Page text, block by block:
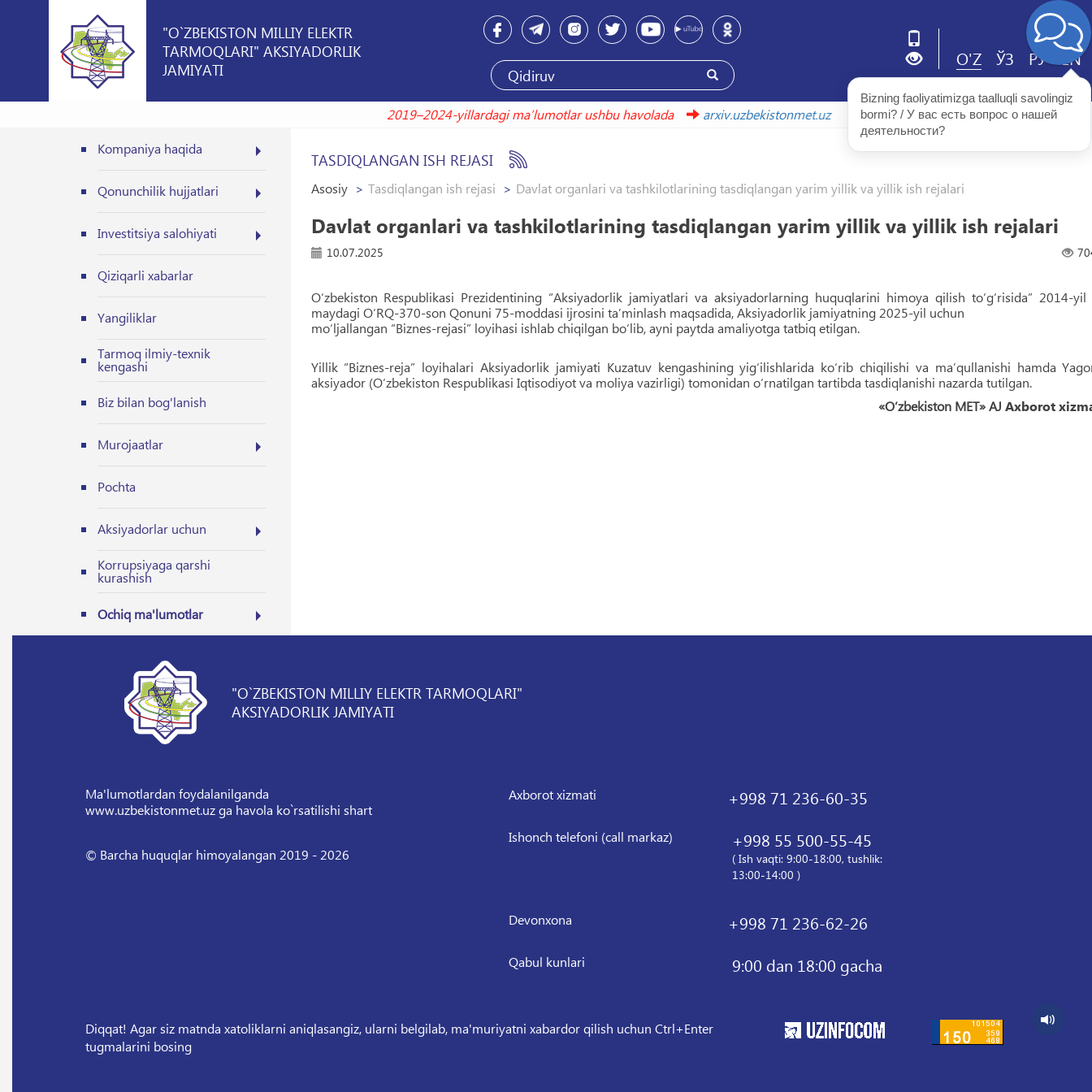
"O`ZBEKISTON MILLIY ELEKTR
TARMOQLARI" AKSIYADORLIK
JAMIYATI
O'Z ЎЗ РУ EN
2019–2024-yillardagi maʼlumotlar ushbu havolada
arxiv.uzbekistonmet.uz
Kompaniya haqida
Qonunchilik hujjatlari
Investitsiya salohiyati
Qiziqarli xabarlar
Yangiliklar
Tarmoq ilmiy-texnik
kengashi
Biz bilan bog'lanish
Murojaatlar
Pochta
Aksiyadorlar uchun
Korrupsiyaga qarshi
kurashish
Ochiq ma'lumotlar
TASDIQLANGAN ISH REJASI
Asosiy Tasdiqlangan ish rejasi Davlat organlari va tashkilotlarining tasdiqlangan yarim yillik va yillik ish rejalari
Davlat organlari va tashkilotlarining tasdiqlangan yarim yillik va yillik ish rejalari
10.07.2025
O‘zbekiston Respublikasi Prezidentining “Aksiyadorlik jamiyatlari va aksiyadorlarning huquqlarini himoya qilish to‘g‘risida” 2014-
maydagi O‘RQ-370-son Qonuni 75-moddasi ijrosini taʼminlash maqsadida, Aksiyadorlik jamiyatning 2025-yil uchun
mo‘ljallangan “Biznes-rejasi” loyihasi ishlab chiqilgan bo‘lib, ayni paytda amaliyotga tatbiq etilgan.
Yillik “Biznes-reja” loyihalari Aksiyadorlik jamiyati Kuzatuv kengashining yig‘ilishlarida ko‘rib chiqilishi va maʼqullanishi hamda
aksiyador (O‘zbekiston Respublikasi Iqtisodiyot va moliya vazirligi) tomonidan o‘rnatilgan tartibda tasdiqlanishi nazarda tutilgan.
«O‘zbekiston MET» AJ Axborot
"O`ZBEKISTON MILLIY ELEKTR TARMOQLARI"
AKSIYADORLIK JAMIYATI
Ma'lumotlardan foydalanilganda
www.uzbekistonmet.uz ga havola ko`rsatilishi shart
© Barcha huquqlar himoyalangan 2019 - 2026
Axborot xizmati +998 71 236-60-35
Ishonch telefoni (call markaz) +998 55 500-55-45
( Ish vaqti: 9:00-18:00, tushlik:
13:00-14:00 )
Devonxona +998 71 236-62-26
Qabul kunlari 9:00 dan 18:00 gacha
Diqqat! Agar siz matnda xatoliklarni aniqlasangiz, ularni belgilab, ma'muriyatni xabardor qilish uchun Ctrl+Enter
tugmalarini bosing
Bizning faoliyatimizga taalluqli savolingiz
bormi? / У вас есть вопрос о нашей
деятельности?